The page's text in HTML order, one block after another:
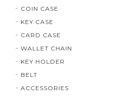
COIN CASE
KEY CASE
CARD CASE
WALLET CHAIN
KEY HOLDER
BELT
ACCESSORIES